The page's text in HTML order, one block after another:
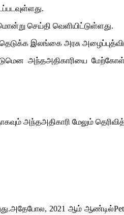
செய்தி வெளியிட்டுள்ளது.
இலங்கை அரசு
அந்தஅதிகாரியை மேற்கோள்
அந்தஅதிகாரி மேலும்
2021 ஆம்